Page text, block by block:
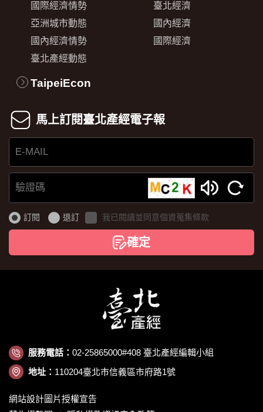
國際經濟情勢
亞洲城市動態
國內經濟情勢
臺北產經動態
臺北經濟
國內經濟
國際經濟
TaipeiEcon
馬上訂閱臺北產經電子報
E-
MAIL
證
碼
訂閱 退訂 我已閱讀並同意個資蒐集條款
確定
服務電話： 02-25865000#408 臺北產經編輯小組
地址： 110204臺北市信義區市府路1號
網站設計圖片授權宣告